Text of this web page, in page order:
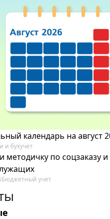
календарь на август
и бухучет
методичку по соцзаказу
Бюджетный учет